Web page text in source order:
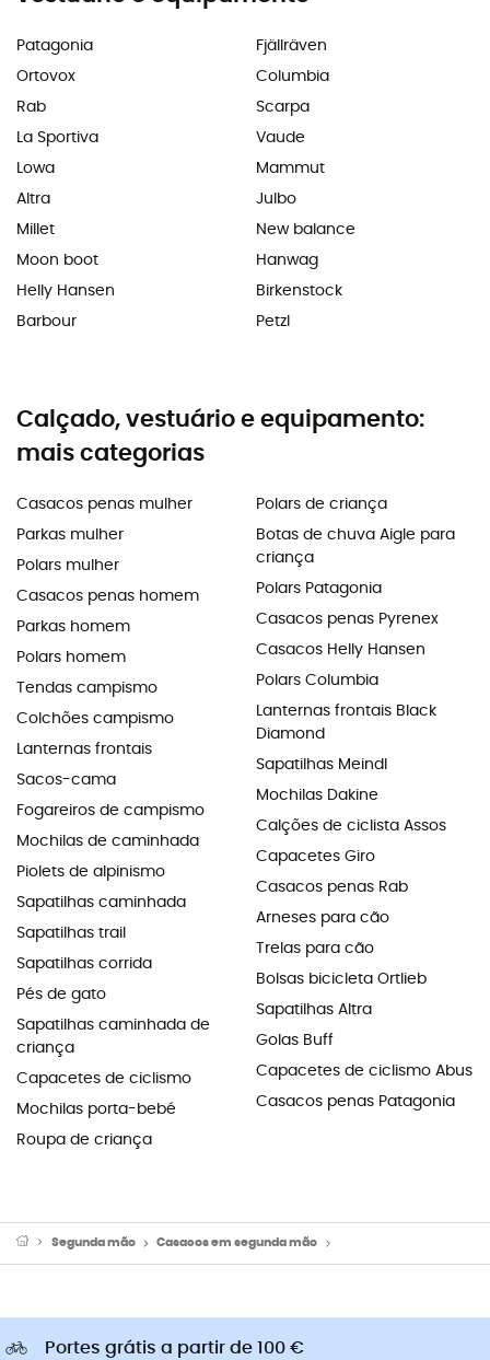
Patagonia
Ortovox
Rab
La Sportiva
Lowa
Altra
Millet
Moon boot
Helly Hansen
Barbour
Fjällräven
Columbia
Scarpa
Vaude
Mammut
Julbo
New balance
Hanwag
Birkenstock
Petzl
Calçado, vestuário e equipamento:
mais categorias
Casacos penas mulher
Parkas mulher
Polars mulher
Casacos penas homem
Parkas homem
Polars homem
Tendas campismo
Colchões campismo
Lanternas frontais
Sacos-cama
Fogareiros de campismo
Mochilas de caminhada
Piolets de alpinismo
Sapatilhas caminhada
Sapatilhas trail
Sapatilhas corrida
Pés de gato
Sapatilhas caminhada de
criança
Capacetes de ciclismo
Mochilas porta-bebé
Roupa de criança
Polars de criança
Botas de chuva Aigle para
criança
Polars Patagonia
Casacos penas Pyrenex
Casacos Helly Hansen
Polars Columbia
Lanternas frontais Black
Diamond
Sapatilhas Meindl
Mochilas Dakine
Calções de ciclista Assos
Capacetes Giro
Casacos penas Rab
Arneses para cão
Trelas para cão
Bolsas bicicleta Ortlieb
Sapatilhas Altra
Golas Buff
Capacetes de ciclismo Abus
Casacos penas Patagonia
Segunda mão Casacos em segunda mão
Portes grátis a partir de 100 €